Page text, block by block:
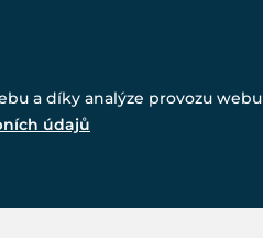
by reCAPTCHA.
a díky analýze provozu webu
údajů